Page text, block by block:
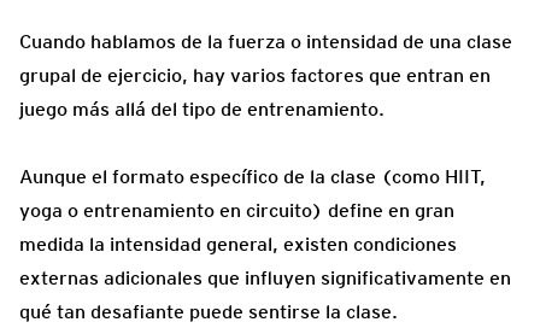
Cuando hablamos de la fuerza o intensidad de una clase
grupal de ejercicio, hay varios factores que entran en
juego más allá del tipo de entrenamiento.
Aunque el formato específico de la clase (como HIIT,
yoga o entrenamiento en circuito) define en gran
medida la intensidad general, existen condiciones
externas adicionales que influyen significativamente en
qué tan desafiante puede sentirse la clase.